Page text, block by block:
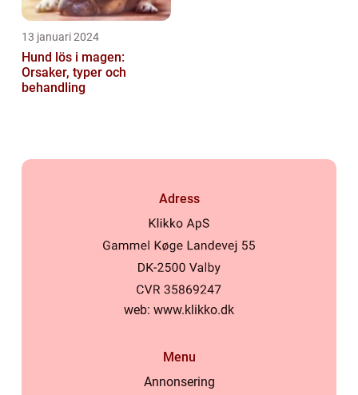
13 januari 2024
Hund lös i magen:
Orsaker, typer och
behandling
Adress
web: www.klikko.dk
Menu
Annonsering